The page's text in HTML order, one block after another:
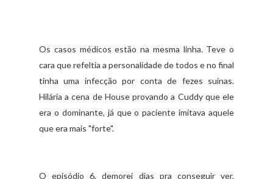
Os casos médicos estão na mesma linha. Teve o
cara que refeltia a personalidade de todos e no final
tinha uma infecção por conta de fezes suínas.
Hilária a cena de House provando a Cuddy que ele
era o dominante, já que o paciente imitava aquele
que era mais "forte".
O episódio 6, demorei dias pra conseguir ver.